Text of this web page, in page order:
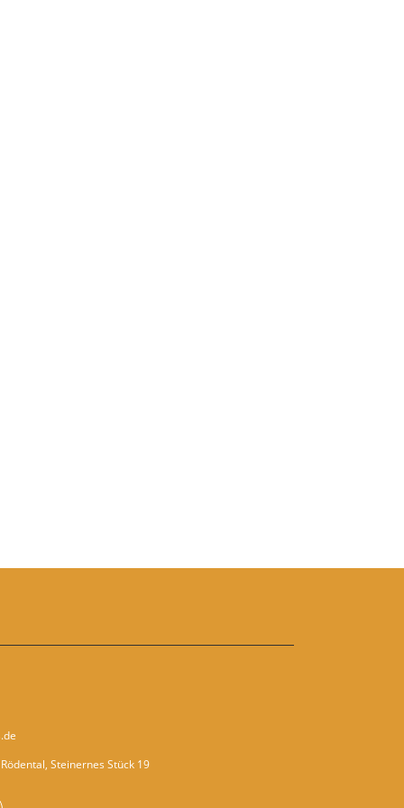
Steinernes Stück 19